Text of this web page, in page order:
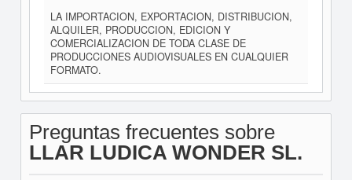
LA IMPORTACION, EXPORTACION, DISTRIBUCION,
ALQUILER, PRODUCCION, EDICION Y
COMERCIALIZACION DE TODA CLASE DE
PRODUCCIONES AUDIOVISUALES EN CUALQUIER
FORMATO.
Preguntas frecuentes sobre
LLAR LUDICA WONDER SL.